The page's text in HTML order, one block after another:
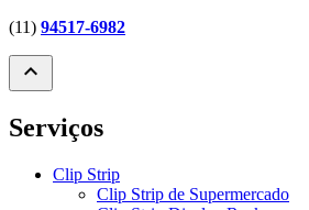
(11) 94517-6982
expand_less
Serviços
Clip Strip
Clip Strip de Supermercado